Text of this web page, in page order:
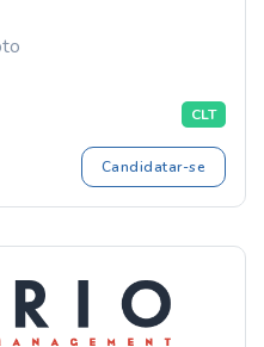
CLT
Candidatar-se